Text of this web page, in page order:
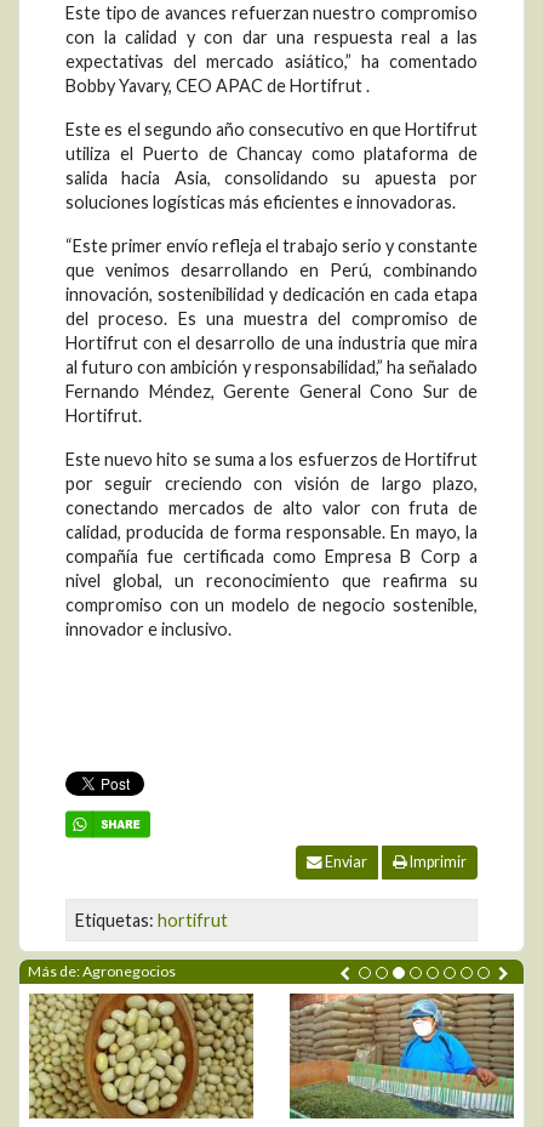
Este tipo de avances refuerzan nuestro compromiso
con la calidad y con dar una respuesta real a las
expectativas del mercado asiático,” ha comentado
Bobby Yavary, CEO APAC de Hortifrut .
Este es el segundo año consecutivo en que Hortifrut
utiliza el Puerto de Chancay como plataforma de
salida hacia Asia, consolidando su apuesta por
soluciones logísticas más eficientes e innovadoras.
“Este primer envío refleja el trabajo serio y constante
que venimos desarrollando en Perú, combinando
innovación, sostenibilidad y dedicación en cada etapa
del proceso. Es una muestra del compromiso de
Hortifrut con el desarrollo de una industria que mira
al futuro con ambición y responsabilidad,” ha señalado
Fernando Méndez, Gerente General Cono Sur de
Hortifrut.
Este nuevo hito se suma a los esfuerzos de Hortifrut
por seguir creciendo con visión de largo plazo,
conectando mercados de alto valor con fruta de
calidad, producida de forma responsable. En mayo, la
compañía fue certificada como Empresa B Corp a
nivel global, un reconocimiento que reafirma su
compromiso con un modelo de negocio sostenible,
innovador e inclusivo.
Enviar Imprimir
Etiquetas: hortifrut
Más de: Agronegocios